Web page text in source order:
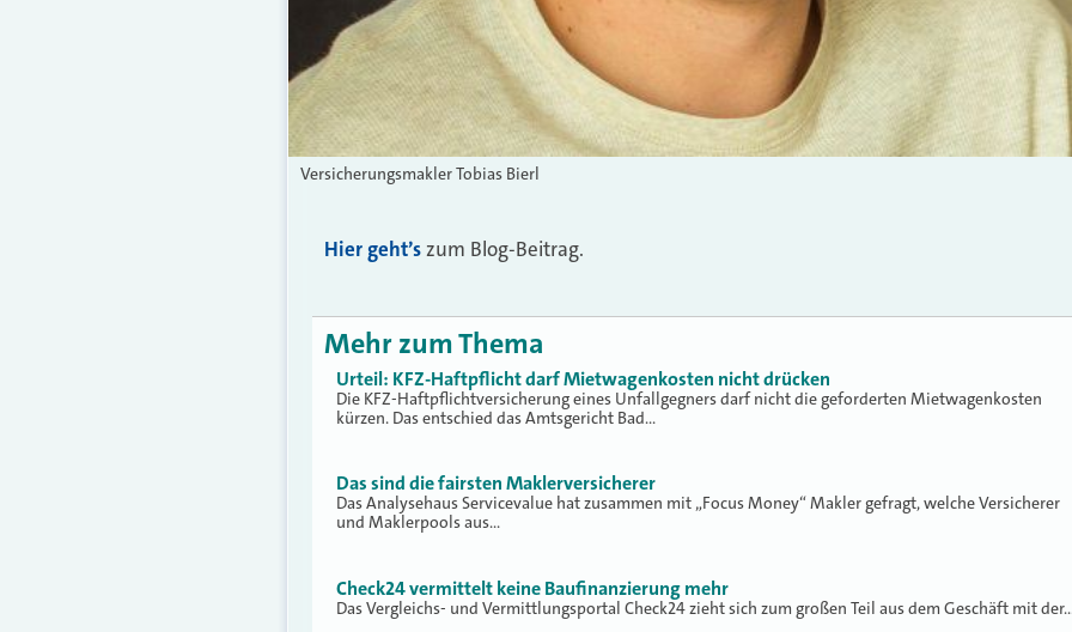
Versicherungsmakler Tobias Bierl
Hier geht’szum Blog-Beitrag.
Mehr zum Thema
Urteil: KFZ-Haftpflicht darf Mietwagenkosten nicht drücken
Die KFZ-Haftpflichtversicherung eines Unfallgegners darf nicht die geforderten Mietwagenkosten
kürzen. Das entschied das Amtsgericht Bad…
Das sind die fairsten Maklerversicherer
Das Analysehaus Servicevalue hat zusammen mit „Focus Money“ Makler gefragt, welche Versicherer
und Maklerpools aus…
Check24 vermittelt keine Baufinanzierung mehr
Das Vergleichs- und Vermittlungsportal Check24 zieht sich zum großen Teil aus dem Geschäft mit